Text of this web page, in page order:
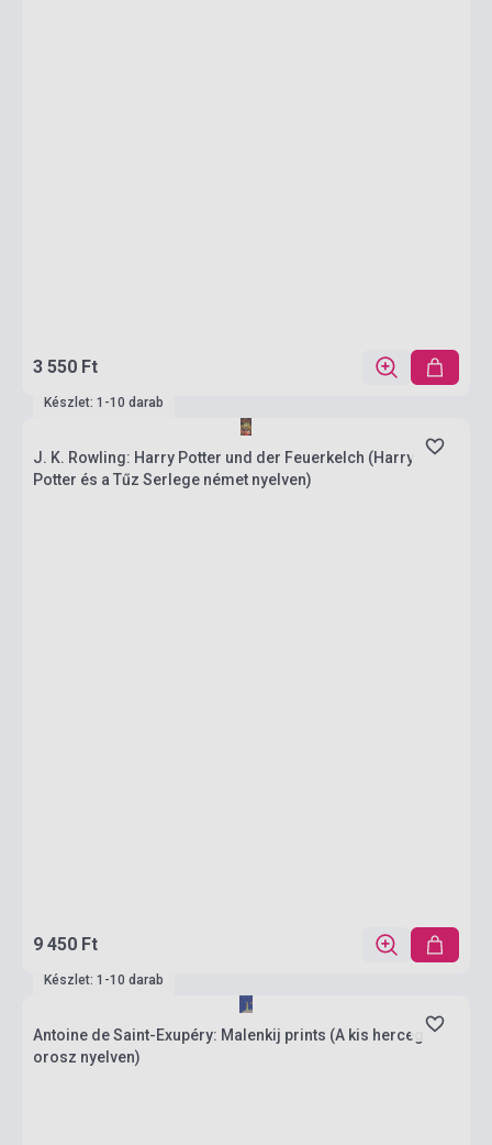
3 550 Ft
Készlet: 1-10 darab
J. K. Rowling: Harry Potter und der Feuerkelch (Harry
Potter és a Tűz Serlege német nyelven)
9 450 Ft
Készlet: 1-10 darab
Antoine de Saint-Exupéry: Malenkij prints (A kis herceg
orosz nyelven)